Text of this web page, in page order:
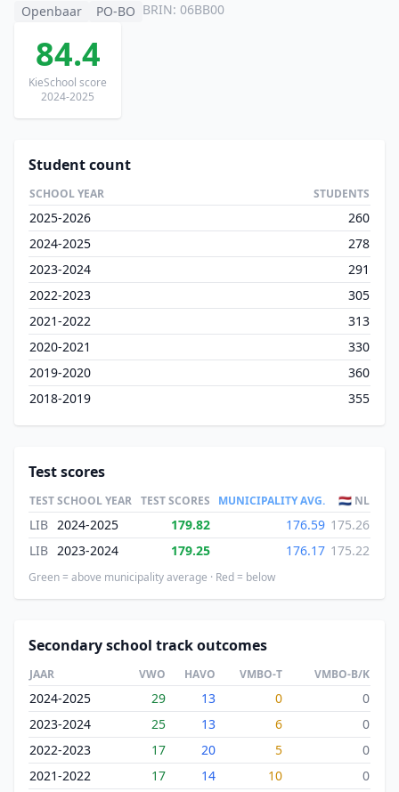
Openbaar
PO-BO BRIN: 06BB00
84.4
KieSchool score
2024-2025
Student count
SCHOOL YEAR STUDENTS
2025-2026
260
2024-2025
278
2023-2024
291
2022-2023
305
2021-2022
313
2020-2021
330
2019-2020
360
2018-2019
355
Test scores
TESTSCHOOL YEAR TEST SCORES MUNICIPALITY AVG. 🇳🇱 NL
LIB 2024-2025 179.82 176.59 175.26
LIB 2023-2024 179.25 176.17 175.22
Green = above municipality average · Red = below
Secondary school track outcomes
JAAR VWO HAVO VMBO-T VMBO-B/K
2024-2025 29 13 0
0
2023-2024
25 13 6
0
2022-2023
17 20 5
0
2021-2022
17 14 10
0